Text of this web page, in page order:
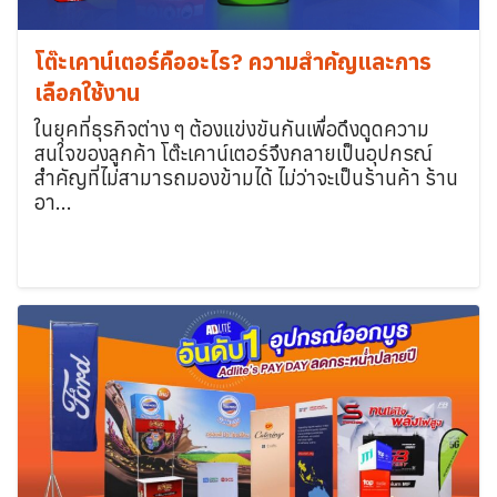
โต๊ะเคาน์เตอร์คืออะไร? ความสำคัญและการ
เลือกใช้งาน
ในยุคที่ธุรกิจต่าง ๆ ต้องแข่งขันกันเพื่อดึงดูดความ
สนใจของลูกค้า โต๊ะเคาน์เตอร์จึงกลายเป็นอุปกรณ์
สำคัญที่ไม่สามารถมองข้ามได้ ไม่ว่าจะเป็นร้านค้า ร้าน
อา...